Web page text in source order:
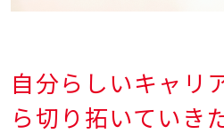
自分らしいキャリ
ら切り拓いていき